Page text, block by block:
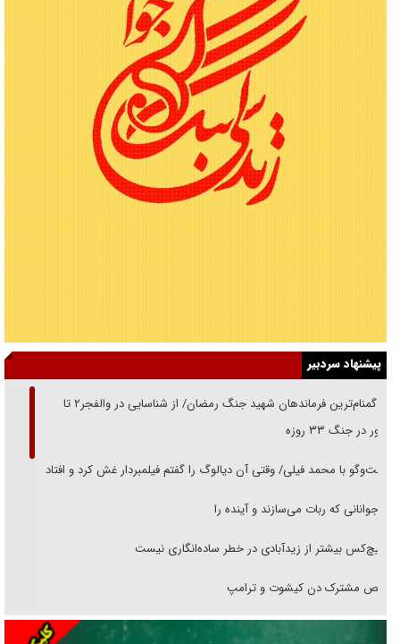
پیشنهاد سردبیر
از گمنام‌ترین فرماندهان شهید جنگ رمضان/ از شناسایی در والفجر۲ تا
حضور در جنگ ۳۳ روزه
گفت‌وگو با محمد فیلی/ وقتی آن دیالوگ را گفتم فیلمبردار غش کرد و افتاد
نوجوانانی که ربات می‌سازند و آینده را
هیچ‌کس بیشتر از زیدآبادی در خطر ساده‌انگاری نیست
رقص مشترک دن کیشوت و ترامپ
دنده دولت به واگذاری مسئله‌دار ایران‌خودرو/ خصوصی‌سازی یا انحصار؟